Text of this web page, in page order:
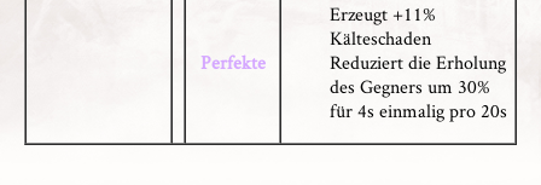
Perfekte
Erzeugt +11%
Kälteschaden
Reduziert die Erholung
des Gegners um 30%
für 4s einmalig pro 20s